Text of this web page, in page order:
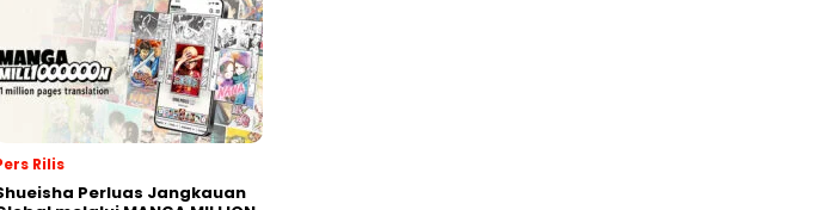
Rilis
Perluas Jangkauan